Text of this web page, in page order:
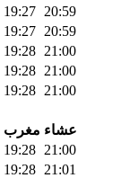
19:27 20:59
19:27 20:59
19:28 21:00
19:28 21:00
19:28 21:00
مغرب عشاء
19:28 21:00
19:28 21:01